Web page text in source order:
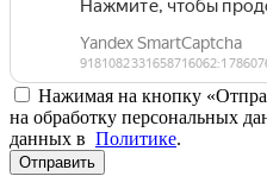
Нажимая на кнопку
на обработку персональных
данных в Политике.
Отправить